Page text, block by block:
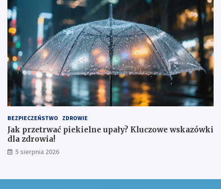
BEZPIECZEŃSTWO ZDROWIE
Jak przetrwać piekielne upały? Kluczowe wskazówki
dla zdrowia!
5 sierpnia 2026